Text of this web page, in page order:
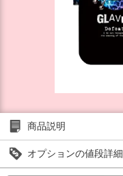
商品説明
オプションの値段詳細